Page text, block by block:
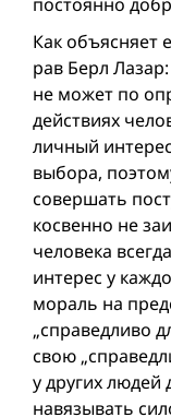
Как объясняет
рав Берл
не может по
действиях
личный
выбора,
совершать
косвенно не
человека
интерес у
мораль на
„справедливо
свою
у других людей
навязывать